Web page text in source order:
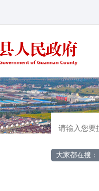
大家都在搜：